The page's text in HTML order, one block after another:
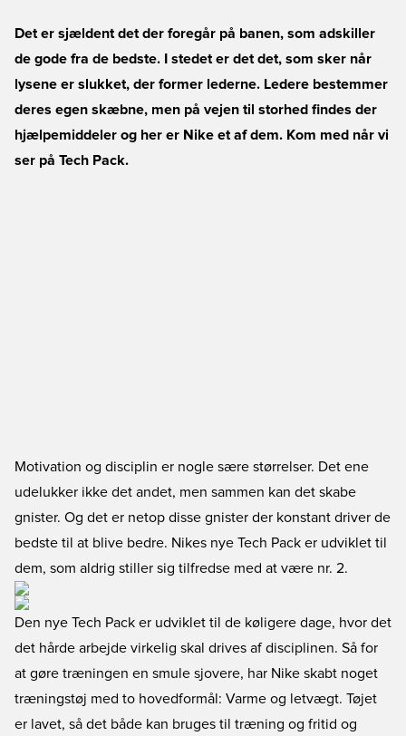
Det er sjældent det der foregår på banen, som adskiller
de gode fra de bedste. I stedet er det det, som sker når
lysene er slukket, der former lederne. Ledere bestemmer
deres egen skæbne, men på vejen til storhed findes der
hjælpemiddeler og her er Nike et af dem. Kom med når vi
ser på Tech Pack.
Motivation og disciplin er nogle sære størrelser. Det ene
udelukker ikke det andet, men sammen kan det skabe
gnister. Og det er netop disse gnister der konstant driver de
bedste til at blive bedre. Nikes nye Tech Pack er udviklet til
dem, som aldrig stiller sig tilfredse med at være nr. 2.
Den nye Tech Pack er udviklet til de køligere dage, hvor det
det hårde arbejde virkelig skal drives af disciplinen. Så for
at gøre træningen en smule sjovere, har Nike skabt noget
træningstøj med to hovedformål: Varme og letvægt. Tøjet
er lavet, så det både kan bruges til træning og fritid og